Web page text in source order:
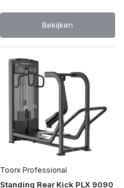
Bekijken
Toorx Professional
Standing Rear Kick PLX 9090